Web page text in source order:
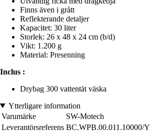
Finns även i grått
Reflekterande detaljer
Kapacitet: 30 liter
Storlek: 26 x 48 x 24 cm (b/d)
Vikt: 1.200 g
Material: Presenning
Inclus :
Drybag 300 vattentät väska
Ytterligare information
Varumärke
SW-Motech
Leverantörsreferens BC.WPB.00.011.10000/Y